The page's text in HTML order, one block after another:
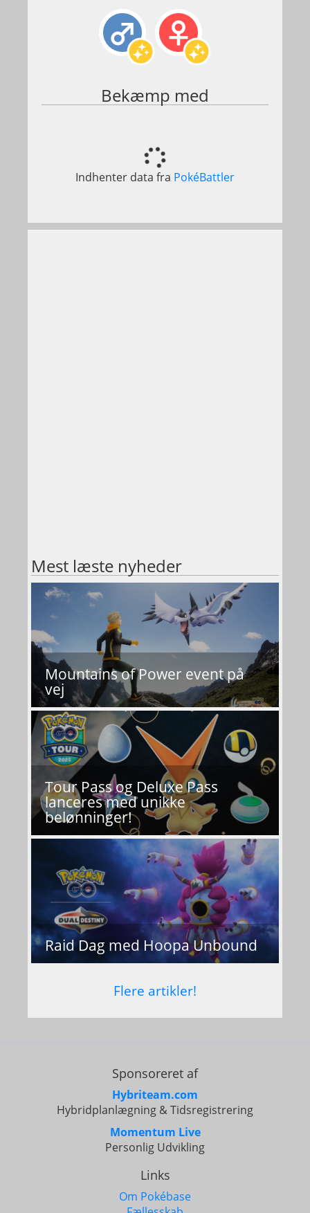
Bekæmp med
Indhenter data fra PokéBattler
Mest læste nyheder
Mountains of Power event på
vej
Tour Pass og Deluxe Pass
lanceres med unikke
belønninger!
Raid Dag med Hoopa Unbound
Flere artikler!
Sponsoreret af
Hybriteam.com
Hybridplanlægning & Tidsregistrering
Momentum Live
Personlig Udvikling
Links
Om Pokébase